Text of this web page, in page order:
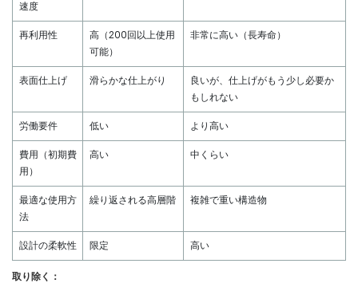
速度
再利用性
高（200回以上使用
可能）
非常に高い（長寿命）
表面仕上げ 滑らかな仕上がり
良いが、仕上げがもう少し必要か
もしれない
労働要件 低い より高い
費用（初期費
用）
高い 中くらい
最適な使用方
法
繰り返される高層階 複雑で重い構造物
設計の柔軟性 限定 高い
取り除く：